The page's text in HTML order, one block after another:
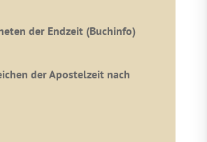
der Endzeit (Buchinfo)
der Apostelzeit nach